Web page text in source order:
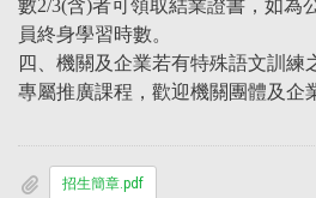
數2/3(含)者可領取結業證書，如為
員終身學習時數。
四、機關及企業若有特殊語文訓練
專屬推廣課程，歡迎機關團體及企
招生簡章.pdf